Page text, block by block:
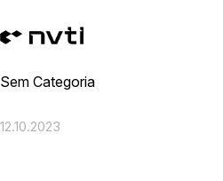
Sem Categoria
12.10.2023